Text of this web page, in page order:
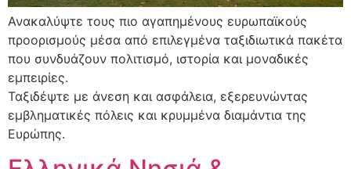
Ανακαλύψτε τους πιο αγαπημένους ευρωπαϊκούς
προορισμούς μέσα από επιλεγμένα ταξιδιωτικά πακέτα
που συνδυάζουν πολιτισμό, ιστορία και μοναδικές
εμπειρίες.
Ταξιδέψτε με άνεση και ασφάλεια, εξερευνώντας
εμβληματικές πόλεις και κρυμμένα διαμάντια της
Ευρώπης.